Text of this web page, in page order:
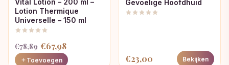
Vital Lotion – 200 ml –
Lotion Thermique
Universelle – 150 ml
€78,89 Oorspronkelijke
prijs
€67,98Huidige
prijs
Toevoegen
Gevoelige Hoofdhuid
€23,00 Bekijken